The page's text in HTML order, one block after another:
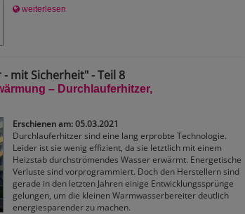
weiterlesen
mit Sicherheit" - Teil 8
– Durchlauferhitzer,
Erschienen am: 05.03.2021
Durchlauferhitzer sind eine lang erprobte Technologie.
Leider ist sie wenig effizient, da sie letztlich mit einem
Heizstab durchströmendes Wasser erwärmt. Energetische
Verluste sind vorprogrammiert. Doch den Herstellern sind
gerade in den letzten Jahren einige Entwicklungssprünge
gelungen, um die kleinen Warmwasserbereiter deutlich
energiesparender zu machen.